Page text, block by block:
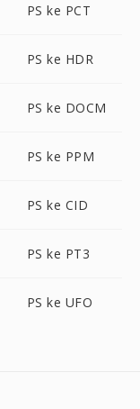
PS ke PCT
PS ke HDR
PS ke DOCM
PS ke PPM
PS ke CID
PS ke PT3
PS ke UFO